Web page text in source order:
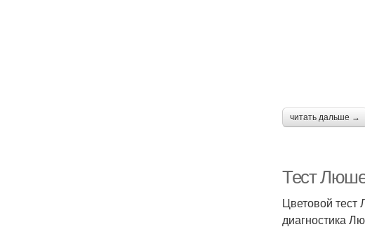
читать дальше →
Тест
Цветовой
диагностика